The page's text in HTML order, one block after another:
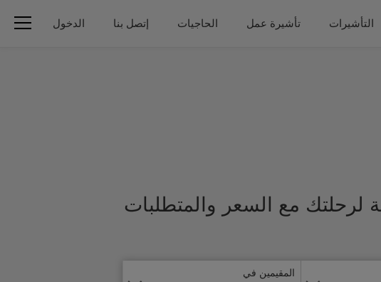
التأشيرات تأشيرة عمل الحاجيات إتصل بنا الدخول
لرحلتك مع السعر والمتطلبات
المقيمين في
تطبق